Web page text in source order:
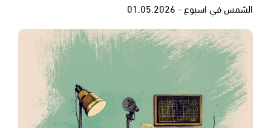
الشمس في اسبوع - 01.05.2026